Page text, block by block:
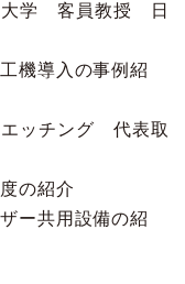
客員教授 日
機導入の事例紹
チング 代表取
の紹介
ー共用設備の紹